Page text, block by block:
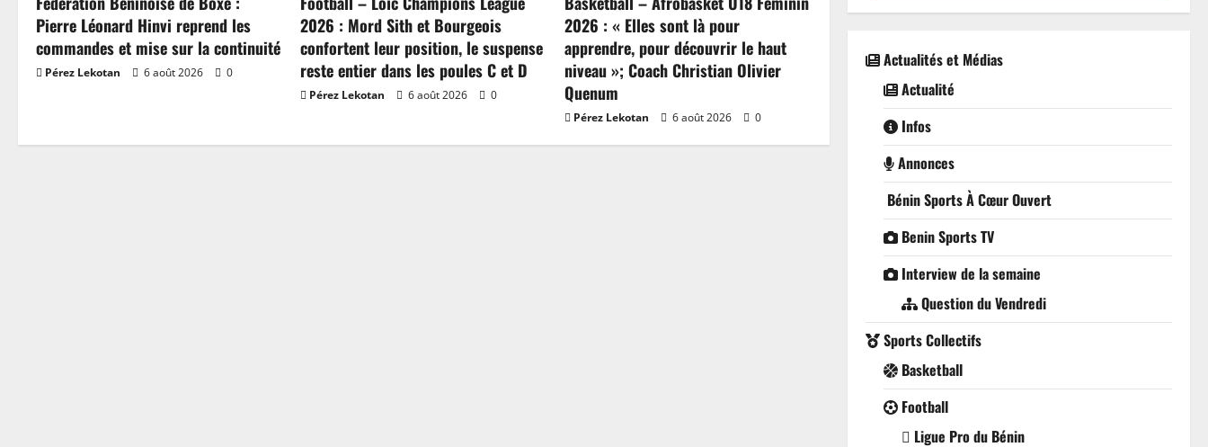
Pierre Léonard Hinvi reprend les
commandes et mise sur la continuité
Pérez Lekotan 6 août 2026 0
2026 : Mord Sith et Bourgeois
confortent leur position, le suspense
reste entier dans les poules C et D
Pérez Lekotan 6 août 2026 0
2026 : « Elles sont là pour
apprendre, pour découvrir le haut
niveau »; Coach Christian Olivier
Quenum
Pérez Lekotan 6 août 2026 0
Actualités et Médias
Actualité
Infos
Annonces
Bénin Sports À Cœur Ouvert
Benin Sports TV
Interview de la semaine
Question du Vendredi
Sports Collectifs
Basketball
Football
Ligue Pro du Bénin